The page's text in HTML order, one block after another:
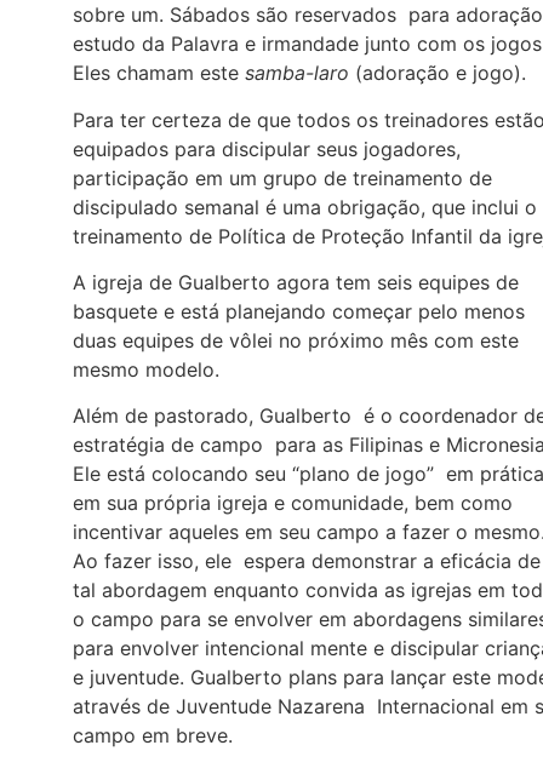
sobre um. Sábados são reservados para
estudo da Palavra e irmandade junto com os
Eles chamam este samba-laro (adoração e jogo).
Para ter certeza de que todos os treinadores
equipados para discipular seus jogadores,
participação em um grupo de treinamento de
discipulado semanal é uma obrigação, que inclui o
treinamento de Política de Proteção Infantil da
A igreja de Gualberto agora tem seis equipes de
basquete e está planejando começar pelo menos
duas equipes de vôlei no próximo mês com este
mesmo modelo.
Além de pastorado, Gualberto é o coordenador
estratégia de campo para as Filipinas e
Ele está colocando seu “plano de jogo” em prática
em sua própria igreja e comunidade, bem como
incentivar aqueles em seu campo a fazer o
Ao fazer isso, ele espera demonstrar a eficácia de
tal abordagem enquanto convida as igrejas em
o campo para se envolver em abordagens
para envolver intencional mente e discipular
e juventude. Gualberto plans para lançar este
através de Juventude Nazarena Internacional em
campo em breve.